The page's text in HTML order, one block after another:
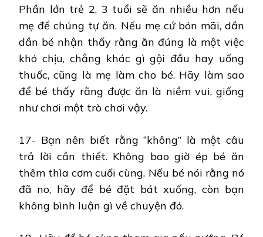
Phần lớn trẻ 2, 3 tuổi sẽ ăn nhiều hơn nếu
mẹ để chúng tự ăn. Nếu mẹ cứ bón mãi, dần
dần bé nhận thấy rằng ăn đúng là một việc
khó chịu, chẳng khác gì gội đầu hay uống
thuốc, cũng là mẹ làm cho bé. Hãy làm sao
để bé thấy rằng được ăn là niềm vui, giống
như chơi một trò chơi vậy.
17- Bạn nên biết rằng “không” là một câu
trả lời cần thiết. Không bao giờ ép bé ăn
thêm thìa cơm cuối cùng. Nếu bé nói rằng nó
đã no, hãy để bé đặt bát xuống, còn bạn
không bình luận gì về chuyện đó.